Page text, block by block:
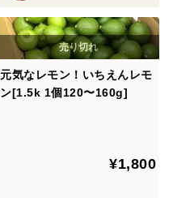
元気なレモン！いちえんレモ
ン[1.5k 1個120〜160g]
¥1,800